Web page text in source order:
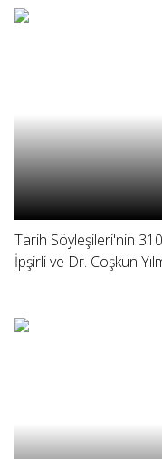
Tarih Söyleşileri'nin
İpşirli ve Dr. Coşkun